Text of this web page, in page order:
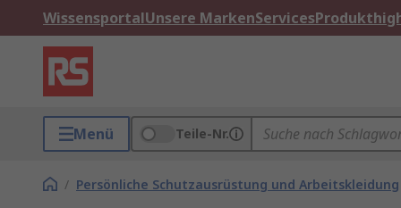
WissensportalUnsere MarkenServices
Menü Teile-Nr.
/ Persönliche Schutzausrüstung und Arbeitskleidung